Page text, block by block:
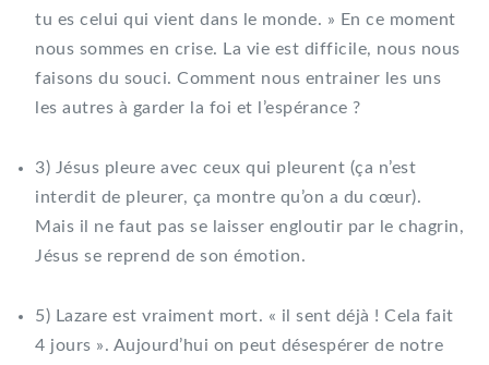
tu es celui qui vient dans le monde. » En ce moment
nous sommes en crise. La vie est difficile, nous nous
faisons du souci. Comment nous entrainer les uns
les autres à garder la foi et l’espérance ?
3) Jésus pleure avec ceux qui pleurent (ça n’est
interdit de pleurer, ça montre qu’on a du cœur).
Mais il ne faut pas se laisser engloutir par le chagrin,
Jésus se reprend de son émotion.
5) Lazare est vraiment mort. « il sent déjà ! Cela fait
4 jours ». Aujourd’hui on peut désespérer de notre